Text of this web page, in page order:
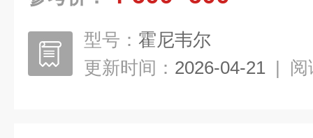
型号： 霍尼韦尔
更新时间： 2026-04-21 | 阅